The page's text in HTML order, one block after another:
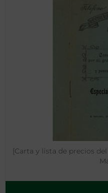
[Carta y lista de precios